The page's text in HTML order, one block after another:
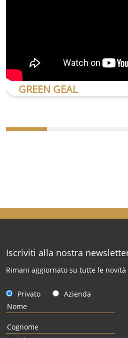
GREEN GEAL
Iscriviti alla nostra
Rimani aggiornato su tutte le
Privato Azienda